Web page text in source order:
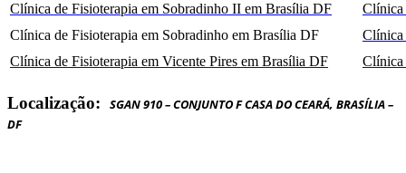
Clínica de Fisioterapia em Sobradinho II em Brasília DF
Clínica
Clínica de Fisioterapia em Sobradinho em Brasília DF
Clínica
Clínica de Fisioterapia em Vicente Pires em Brasília DF
Clínica
Localização: SGAN 910 – CONJUNTO F CASA DO CEARÁ, BRASÍLIA –
DF